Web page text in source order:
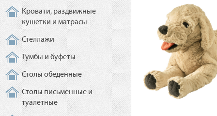
Кровати, раздвижные
кушетки и матрасы
Стеллажи
Тумбы и буфеты
Столы обеденные
Столы письменные и
туалетные